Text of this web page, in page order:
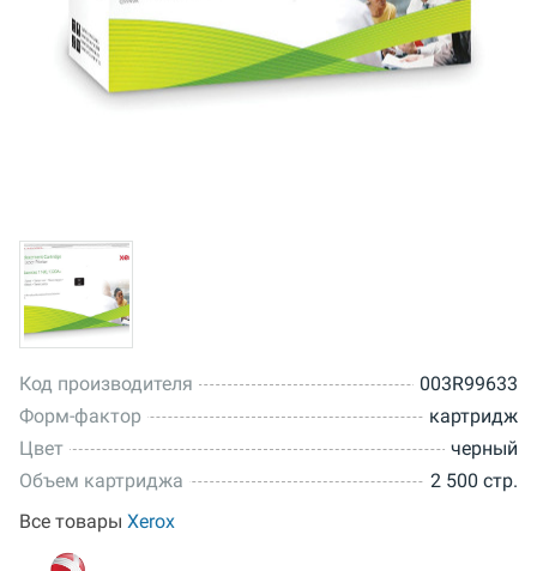
Код производителя
003R99633
Форм-фактор
картридж
Цвет
черный
Объем картриджа
2 500 стр.
Все товары Xerox